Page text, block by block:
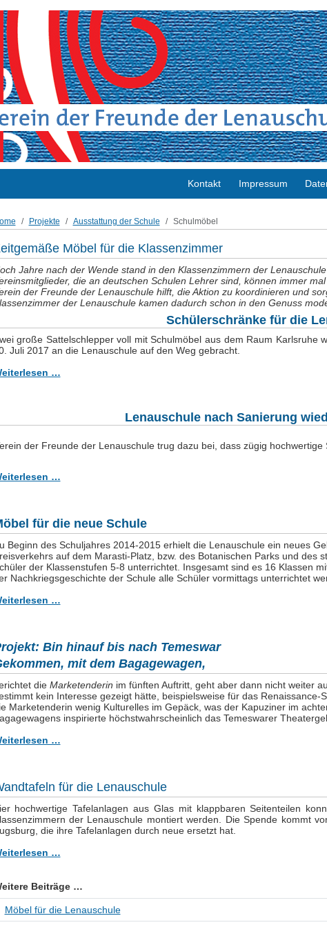
Kontakt Impressum
Projekte Ausstattung der Schule Schulmöbel
Möbel für die Klassenzimmer
Jahre nach der Wende stand in den Klassenzimmern der
die an deutschen Schulen Lehrer sind, können immer
der Freunde der Lenauschule hilft, die Aktion zu koordinieren und
der Lenauschule kamen dadurch schon in den Genuss
Schülerschränke für die
große Sattelschlepper voll mit Schulmöbel aus dem Raum
Juli 2017 an die Lenauschule auf den Weg gebracht.
…
Lenauschule nach Sanierung
der Freunde der Lenauschule trug dazu bei, dass zügig
…
für die neue Schule
Beginn des Schuljahres 2014-2015 erhielt die Lenauschule ein neues
auf dem Marasti-Platz, bzw. des Botanischen Parks und des
der Klassenstufen 5-8 unterrichtet. Insgesamt sind es 16 Klassen
Nachkriegsgeschichte der Schule alle Schüler vormittags unterrichtet
…
Bin hinauf bis nach Temeswar
mit dem Bagagewagen,
dieMarketenderin im fünften Auftritt, geht aber dann nicht weiter
kein Interesse gezeigt hätte, beispielsweise für das
Marketenderin wenig Kulturelles im Gepäck, was der Kapuziner im
inspirierte höchstwahrscheinlich das Temeswarer
…
für die Lenauschule
hochwertige Tafelanlagen aus Glas mit klappbaren Seitenteilen
der Lenauschule montiert werden. Die Spende kommt
die ihre Tafelanlagen durch neue ersetzt hat.
…
Beiträge …
Möbel für die Lenauschule